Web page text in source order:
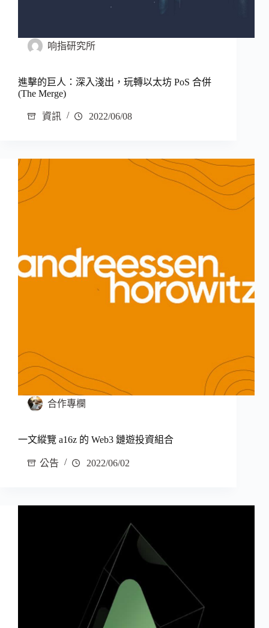
响指研究所
進擊的巨人：深入淺出，玩轉以太坊 PoS 合併
(The Merge)
資訊 2022/06/08
合作專欄
一文縱覽 a16z 的 Web3 鏈遊投資組合
公告 2022/06/02